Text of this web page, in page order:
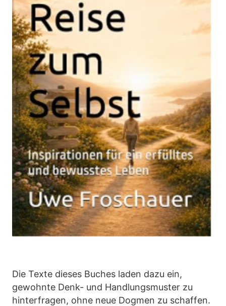
Die Texte dieses Buches laden dazu ein,
gewohnte Denk- und Handlungsmuster zu
hinterfragen, ohne neue Dogmen zu schaffen.